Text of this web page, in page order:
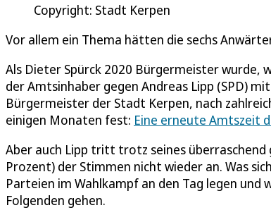
Copyright: Stadt Kerpen
Vor allem ein Thema hätten die sechs
Als Dieter Spürck 2020 Bürgermeister wurde,
der Amtsinhaber gegen Andreas Lipp (SPD)
Bürgermeister der Stadt Kerpen, nach
einigen Monaten fest: Eine erneute Amtszeit
Aber auch Lipp tritt trotz seines überraschend
Prozent) der Stimmen nicht wieder an. Was
Parteien im Wahlkampf an den Tag legen
Folgenden gehen.